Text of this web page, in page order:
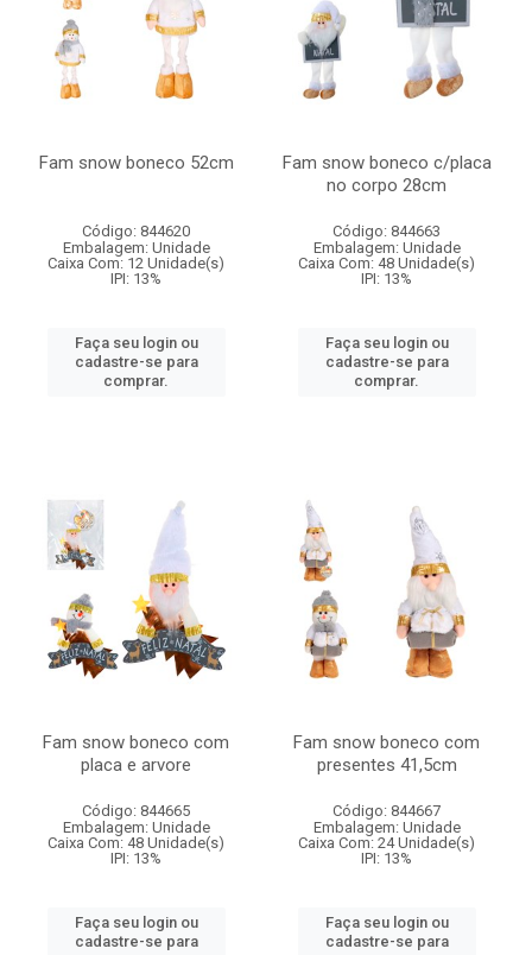
Fam snow boneco 52cm
Código: 844620
Embalagem: Unidade
Caixa Com: 12 Unidade(s)
IPI: 13%
Faça seu login ou
cadastre-se para
comprar.
Fam snow boneco c/placa
no corpo 28cm
Código: 844663
Embalagem: Unidade
Caixa Com: 48 Unidade(s)
IPI: 13%
Faça seu login ou
cadastre-se para
comprar.
Fam snow boneco com
placa e arvore
Código: 844665
Embalagem: Unidade
Caixa Com: 48 Unidade(s)
IPI: 13%
Faça seu login ou
cadastre-se para
Fam snow boneco com
presentes 41,5cm
Código: 844667
Embalagem: Unidade
Caixa Com: 24 Unidade(s)
IPI: 13%
Faça seu login ou
cadastre-se para